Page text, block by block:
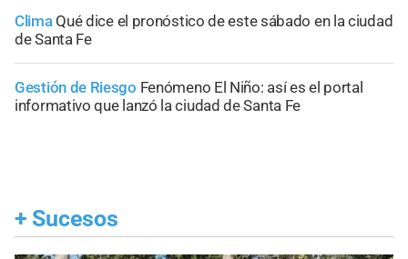
Clima Qué dice el pronóstico de este sábado en la ciudad
de Santa Fe
Gestión de Riesgo Fenómeno El Niño: así es el portal
informativo que lanzó la ciudad de Santa Fe
+ Sucesos